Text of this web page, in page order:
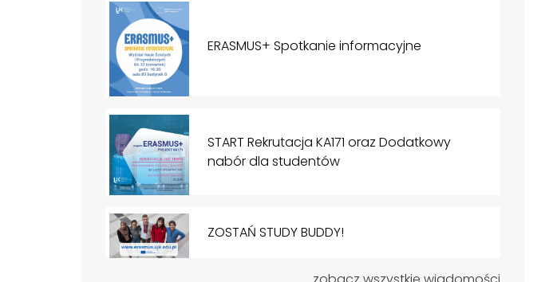
ERASMUS+ Spotkanie informacyjne
START Rekrutacja KA171 oraz Dodatkowy
nabór dla studentów
ZOSTAŃ STUDY BUDDY!